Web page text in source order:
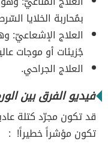
بمُحاربة الخلايا
العلاج الإشعاعيّ:
جُزيئات أو موجات
العلاج الجراحي.
فيديو الفرق بين
قد تكون مجرّد كتلة
تكون مؤشراً خطيراً! :